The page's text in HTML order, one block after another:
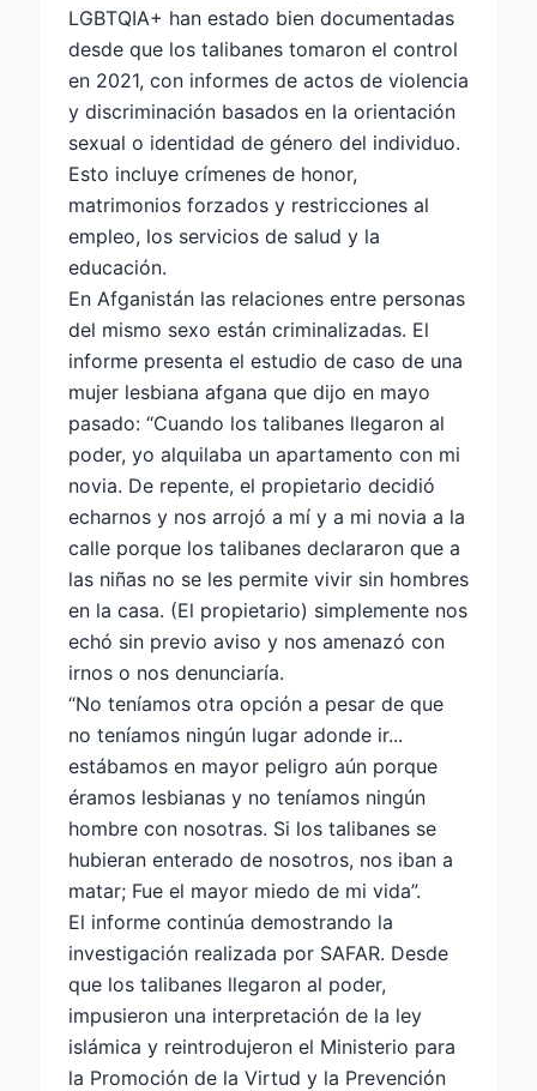
LGBTQIA+ han estado bien documentadas
desde que los talibanes tomaron el control
en 2021, con informes de actos de violencia
y discriminación basados ​​en la orientación
sexual o identidad de género del individuo.
Esto incluye crímenes de honor,
matrimonios forzados y restricciones al
empleo, los servicios de salud y la
educación.
En Afganistán las relaciones entre personas
del mismo sexo están criminalizadas. El
informe presenta el estudio de caso de una
mujer lesbiana afgana que dijo en mayo
pasado: “Cuando los talibanes llegaron al
poder, yo alquilaba un apartamento con mi
novia. De repente, el propietario decidió
echarnos y nos arrojó a mí y a mi novia a la
calle porque los talibanes declararon que a
las niñas no se les permite vivir sin hombres
en la casa. (El propietario) simplemente nos
echó sin previo aviso y nos amenazó con
irnos o nos denunciaría.
“No teníamos otra opción a pesar de que
no teníamos ningún lugar adonde ir...
estábamos en mayor peligro aún porque
éramos lesbianas y no teníamos ningún
hombre con nosotras. Si los talibanes se
hubieran enterado de nosotros, nos iban a
matar; Fue el mayor miedo de mi vida”.
El informe continúa demostrando la
investigación realizada por SAFAR. Desde
que los talibanes llegaron al poder,
impusieron una interpretación de la ley
islámica y reintrodujeron el Ministerio para
la Promoción de la Virtud y la Prevención